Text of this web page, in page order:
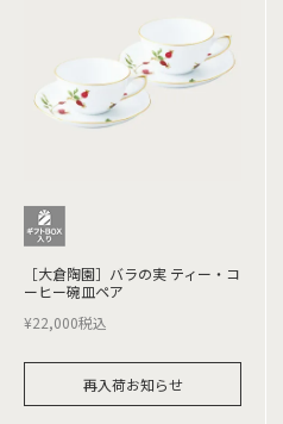
［大倉陶園］バラの実 ティー・コ
ーヒー碗皿ペア
¥22,000税込
再入荷お知らせ